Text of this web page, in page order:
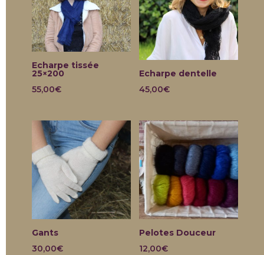
Echarpe tissée
25×200
55,00€
Echarpe dentelle
45,00€
Gants
30,00€
Pelotes Douceur
12,00€